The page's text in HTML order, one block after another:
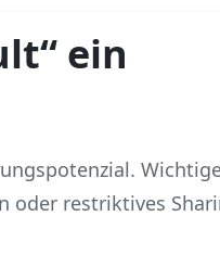
ein
oder restriktives